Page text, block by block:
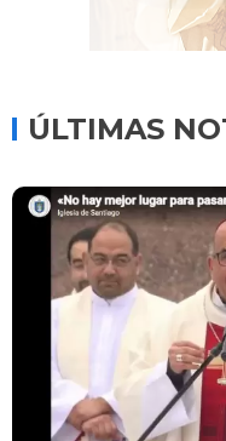
ÚLTIMAS